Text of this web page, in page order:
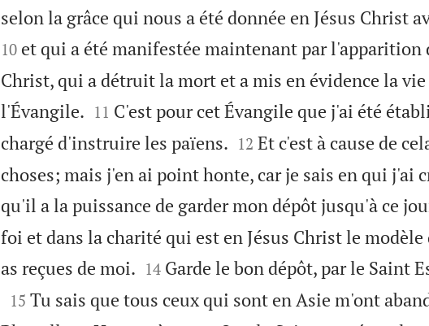
selon la grâce qui nous a été donnée en Jésus Christ
10 et qui a été manifestée maintenant par l'apparition
Christ, qui a détruit la mort et a mis en évidence la
l'Évangile.
11 C'est pour cet Évangile que j'ai été
chargé d'instruire les païens.
12 Et c'est à cause de
choses; mais j'en ai point honte, car je sais en qui j'ai
qu'il a la puissance de garder mon dépôt jusqu'à ce
foi et dans la charité qui est en Jésus Christ le modèle
as reçues de moi.
14 Garde le bon dépôt, par le Saint

15 Tu sais que tous ceux qui sont en Asie m'ont